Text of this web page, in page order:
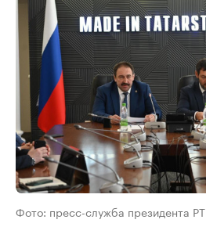
Фото: пресс-служба президента РТ